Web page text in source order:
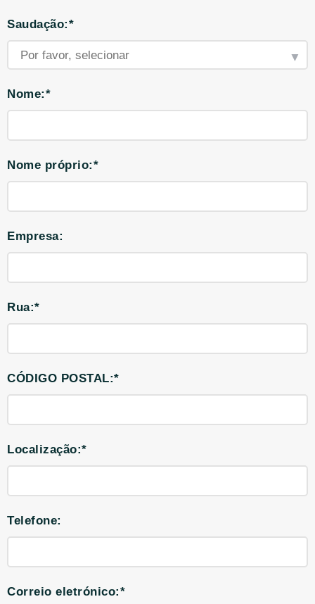
Saudação:*
Nome:*
Nome próprio:*
Empresa:
Rua:*
CÓDIGO POSTAL:*
Localização:*
Telefone:
Correio eletrónico:*